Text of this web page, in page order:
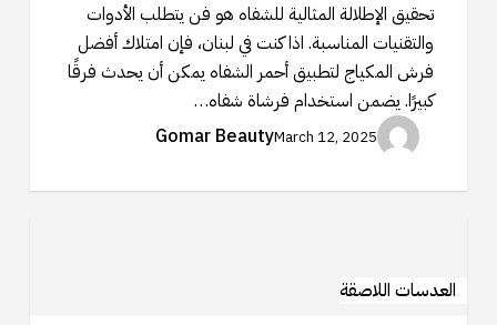
الإطلالة
المثالية
تحقيق الإطلالة المثالية للشفاه هو فن يتطلب الأدوات
والتقنيات المناسبة. اذا كنت في لبنان، فإن امتلاك أفضل
فرش المكياج لتطبيق أحمر الشفاه يمكن أن يحدث فرقًا
كبيرًا. يضمن استخدام فرشاة شفاه…
Gomar BeautyMarch 12, 2025
اللاصقة:
العدسات اللاصقة